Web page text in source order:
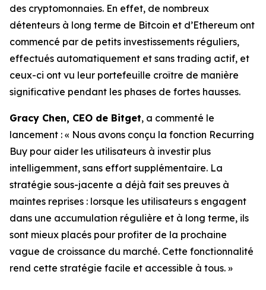
des cryptomonnaies. En effet, de nombreux
détenteurs à long terme de Bitcoin et d’Ethereum ont
commencé par de petits investissements réguliers,
effectués automatiquement et sans trading actif, et
ceux-ci ont vu leur portefeuille croître de manière
significative pendant les phases de fortes hausses.
Gracy Chen, CEO de Bitget, a commenté le
lancement : « Nous avons conçu la fonction Recurring
Buy pour aider les utilisateurs à investir plus
intelligemment, sans effort supplémentaire. La
stratégie sous-jacente a déjà fait ses preuves à
maintes reprises : lorsque les utilisateurs s engagent
dans une accumulation régulière et à long terme, ils
sont mieux placés pour profiter de la prochaine
vague de croissance du marché. Cette fonctionnalité
rend cette stratégie facile et accessible à tous. »